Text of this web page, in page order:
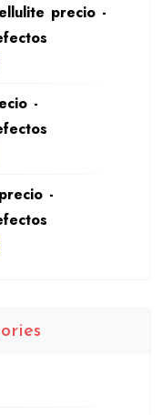
is:
€.
precio -
is:
€.
-
is:
€.
-
42,00 €.